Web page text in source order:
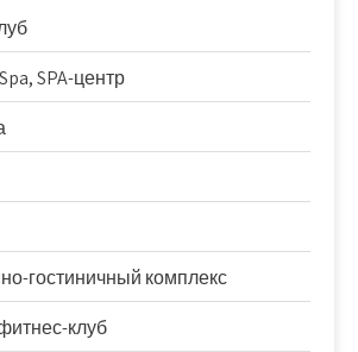
SPA-центр
гостиничный комплекс
клуб